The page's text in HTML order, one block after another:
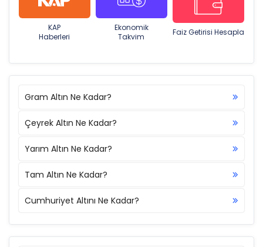
KAP
Haberleri
Ekonomik
Takvim
Faiz Getirisi Hesapla
Gram Altın Ne Kadar?
Çeyrek Altın Ne Kadar?
Yarım Altın Ne Kadar?
Tam Altın Ne Kadar?
Cumhuriyet Altını Ne Kadar?